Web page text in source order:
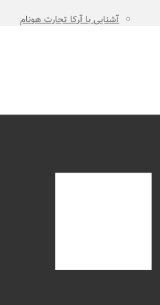
آشنایی با آرکا تجارت هونام